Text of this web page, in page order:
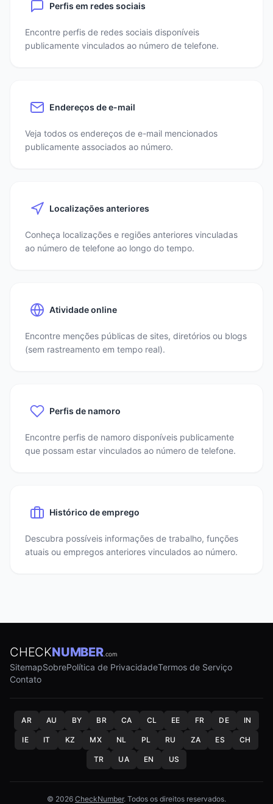
Perfis em redes sociais
Encontre perfis de redes sociais disponíveis
publicamente vinculados ao número de telefone.
Endereços de e-mail
Veja todos os endereços de e-mail mencionados
publicamente associados ao número.
Localizações anteriores
Conheça localizações e regiões anteriores vinculadas
ao número de telefone ao longo do tempo.
Atividade online
Encontre menções públicas de sites, diretórios ou blogs
(sem rastreamento em tempo real).
Perfis de namoro
Encontre perfis de namoro disponíveis publicamente
que possam estar vinculados ao número de telefone.
Histórico de emprego
Descubra possíveis informações de trabalho, funções
atuais ou empregos anteriores vinculados ao número.
CHECKNUMBER.com
SitemapSobrePolítica de PrivacidadeTermos de Serviço
Contato
AR AU BY BR CA CL EE FR DE IN
IE IT KZ MX NL PL RU ZA ES CH
TR UA EN US
© 2026 CheckNumber. Todos os direitos reservados.